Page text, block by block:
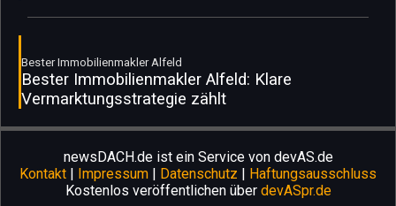
Bester Immobilienmakler Alfeld
Bester Immobilienmakler Alfeld: Klare
Vermarktungsstrategie zählt
newsDACH.de ist ein Service von devAS.de
Kontakt | Impressum | Datenschutz | Haftungsausschluss
Kostenlos veröffentlichen über devASpr.de